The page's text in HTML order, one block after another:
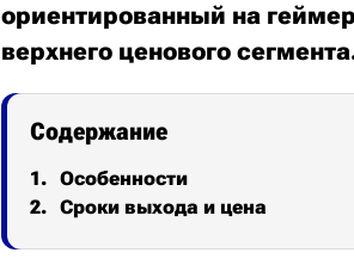
ориентированный на
верхнего ценового
Содержание
Особенности
Сроки выхода и цена